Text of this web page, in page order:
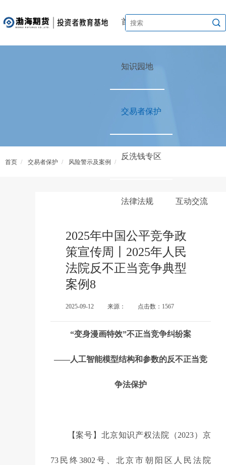
首页
知识园地
交易者保护
反洗钱专区
法律法规 互动交流
首页 / 交易者保护 / 风险警示及案例 /
2025年中国公平竞争政
策宣传周丨2025年人民
法院反不正当竞争典型
案例8
2025-09-12 来源： 点击数：1567
“变身漫画特效”不正当竞争纠纷案
——人工智能模型结构和参数的反不正当竞
争法保护
【案号】北京知识产权法院（2023）京
73民终3802号、北京市朝阳区人民法院